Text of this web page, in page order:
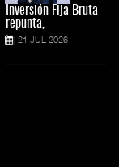
Inversión Fija Bruta
repunta,
21 JUL 2026